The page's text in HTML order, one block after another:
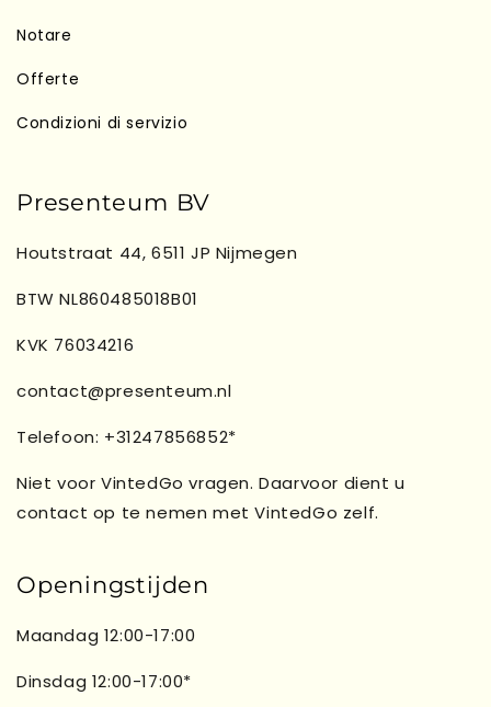
Notare
Offerte
Condizioni di servizio
Presenteum BV
Houtstraat 44, 6511 JP Nijmegen
BTW NL860485018B01
KVK 76034216
contact@presenteum.nl
Telefoon: +31247856852*
Niet voor VintedGo vragen. Daarvoor dient u
contact op te nemen met VintedGo zelf.
Openingstijden
Maandag 12:00-17:00
Dinsdag 12:00-17:00*